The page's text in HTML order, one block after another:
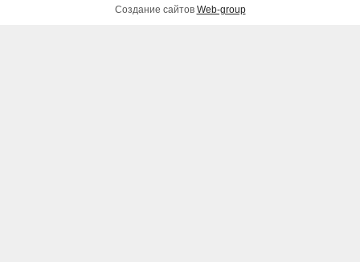
Создание сайтов Web-group